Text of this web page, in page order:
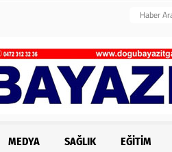
MEDYA SAĞLIK EĞITIM